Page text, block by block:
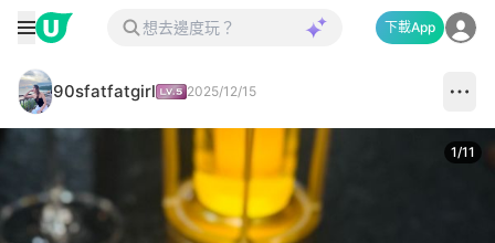
下載App
90sfatfatgirl 2025/12/15
1/11